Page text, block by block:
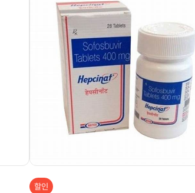
할인